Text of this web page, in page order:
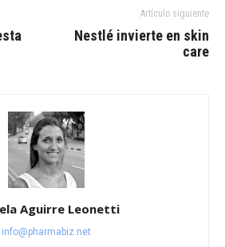
Artículo siguiente
Nestlé invierte en skin
care
Aguirre Leonetti
info@pharmabiz.net